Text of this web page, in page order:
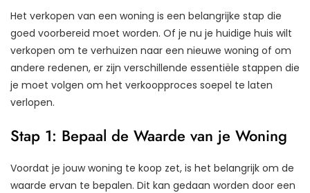
Het verkopen van een woning is een belangrijke stap die
goed voorbereid moet worden. Of je nu je huidige huis wilt
verkopen om te verhuizen naar een nieuwe woning of om
andere redenen, er zijn verschillende essentiële stappen die
je moet volgen om het verkoopproces soepel te laten
verlopen.
Stap 1: Bepaal de Waarde van je Woning
Voordat je jouw woning te koop zet, is het belangrijk om de
waarde ervan te bepalen. Dit kan gedaan worden door een